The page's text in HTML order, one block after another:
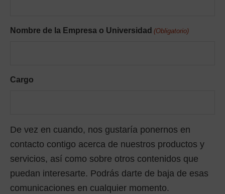
Nombre de la Empresa o Universidad (Obligatorio)
Cargo
De vez en cuando, nos gustaría ponernos en
contacto contigo acerca de nuestros productos y
servicios, así como sobre otros contenidos que
puedan interesarte. Podrás darte de baja de esas
comunicaciones en cualquier momento.